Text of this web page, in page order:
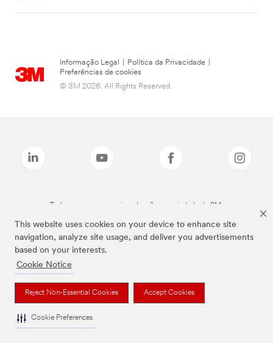
This website uses cookies on your device to enhance site
navigation, analyze site usage, and deliver you advertisements
based on your interests.
Cookie Notice
Reject Non-Essential Cookies Accept Cookies
Cookie Preferences
Informação Legal Política da Privacidade
Preferências de cookies
© 3M 2026. All Rights Reserved.
Todas as marcas mencionadas são propriedade da 3M.